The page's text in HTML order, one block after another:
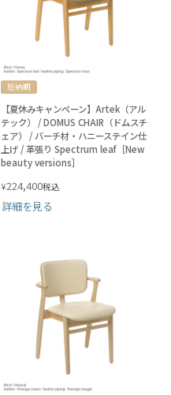
短納期
【夏休みキャンペーン】Artek（アル
テック） / DOMUS CHAIR（ドムスチ
ェア） / バーチ材・ハニーステイン仕
上げ / 革張り Spectrum leaf［New
beauty versions］
¥224,400税込
詳細を見る